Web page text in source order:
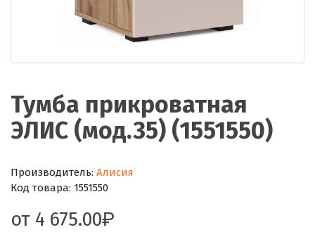
Тумба прикроватная
ЭЛИС (мод.35) (1551550)
Производитель: Алисия
Код товара: 1551550
от 4 675.00